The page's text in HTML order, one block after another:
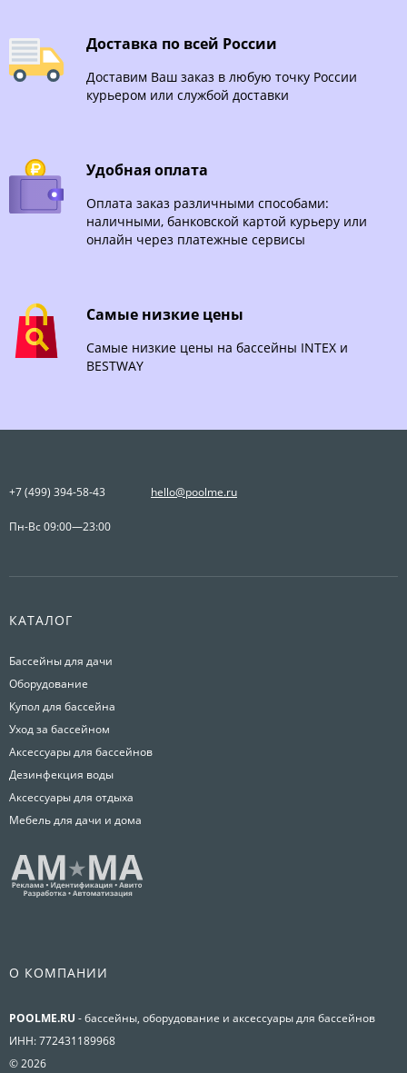
Доставка по всей России
Доставим Ваш заказ в любую точку России
курьером или службой доставки
Удобная оплата
Оплата заказ различными способами:
наличными, банковской картой курьеру или
онлайн через платежные сервисы
Самые низкие цены
Самые низкие цены на бассейны INTEX и
BESTWAY
+7 (499) 394-58-43 hello@poolme.ru
Пн-Вс 09:00—23:00
КАТАЛОГ
Бассейны для дачи
Оборудование
Купол для бассейна
Уход за бассейном
Аксессуары для бассейнов
Дезинфекция воды
Аксессуары для отдыха
Мебель для дачи и дома
О КОМПАНИИ
POOLME.RU - бассейны, оборудование и аксессуары для бассейнов
ИНН: 772431189968
© 2026